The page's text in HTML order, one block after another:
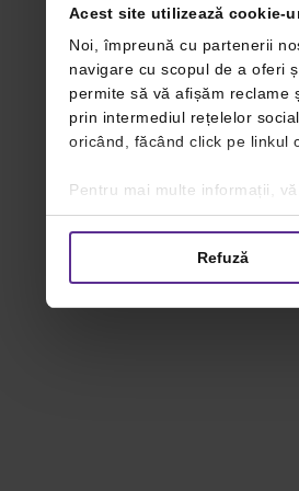
Acest site utilizează cookie-
Noi, împreună cu partenerii
navigare cu scopul de a oferi
permite să vă afișăm reclame
prin intermediul rețelelor
oricând, făcând click pe linkul
Pentru mai multe informații,
Refuză